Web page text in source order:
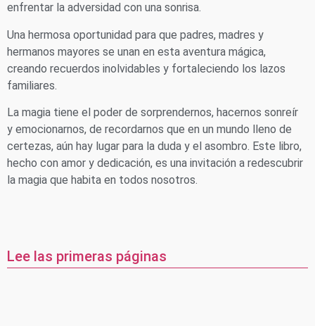
enfrentar la adversidad con una sonrisa.
Una hermosa oportunidad para que padres, madres y
hermanos mayores se unan en esta aventura mágica,
creando recuerdos inolvidables y fortaleciendo los lazos
familiares.
La magia tiene el poder de sorprendernos, hacernos sonreír
y emocionarnos, de recordarnos que en un mundo lleno de
certezas, aún hay lugar para la duda y el asombro. Este libro,
hecho con amor y dedicación, es una invitación a redescubrir
la magia que habita en todos nosotros.
Lee las primeras páginas